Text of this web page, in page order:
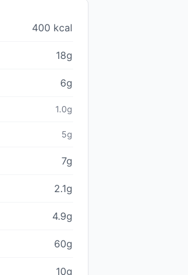
400 kcal
18g
6g
1.0g
5g
7g
2.1g
4.9g
60g
10g